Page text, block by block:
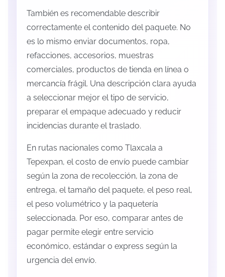
También es recomendable describir
correctamente el contenido del paquete. No
es lo mismo enviar documentos, ropa,
refacciones, accesorios, muestras
comerciales, productos de tienda en línea o
mercancía frágil. Una descripción clara ayuda
a seleccionar mejor el tipo de servicio,
preparar el empaque adecuado y reducir
incidencias durante el traslado.
En rutas nacionales como Tlaxcala a
Tepexpan, el costo de envío puede cambiar
según la zona de recolección, la zona de
entrega, el tamaño del paquete, el peso real,
el peso volumétrico y la paquetería
seleccionada. Por eso, comparar antes de
pagar permite elegir entre servicio
económico, estándar o express según la
urgencia del envío.